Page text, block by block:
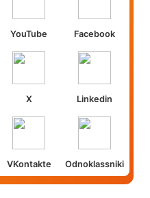
YouTube Facebook
X Linkedin
VKontakte Odnoklassniki